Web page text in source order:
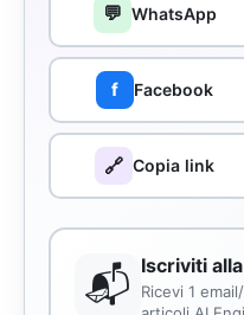
💬 WhatsApp
f Facebook
🔗 Copia link
📬 Iscriviti
Ricevi 1